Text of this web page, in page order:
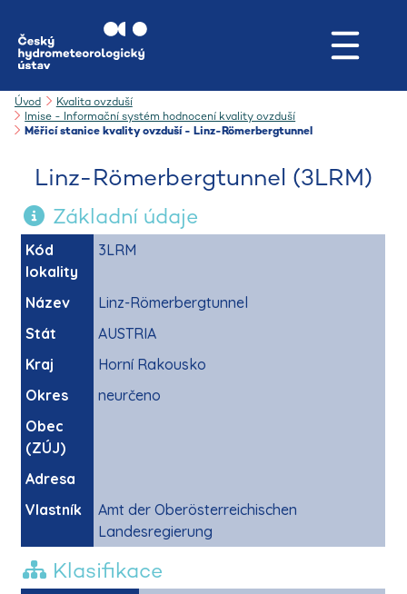
Úvod
Kvalita ovzduší
Imise - Informační systém hodnocení kvality ovzduší
Měřicí stanice kvality ovzduší - Linz-Römerbergtunnel
Linz-Römerbergtunnel (3LRM)
Základní údaje
Kód
lokality
3LRM
Název
Linz-Römerbergtunnel
Stát
AUSTRIA
Kraj
Horní Rakousko
Okres
neurčeno
Obec
(ZÚJ)
Adresa
Vlastník
Amt der Oberösterreichischen
Landesregierung
Klasifikace